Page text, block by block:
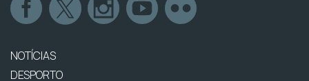
NOTÍCIAS
DESPORTO